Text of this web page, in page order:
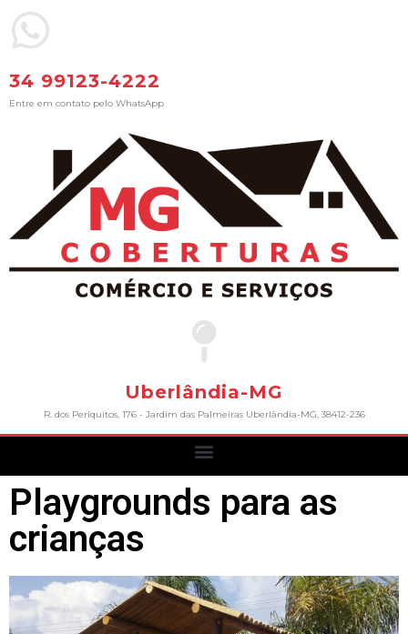
34 99123-4222
Entre em contato pelo WhatsApp
Uberlândia-MG
R. dos Periquitos, 176 - Jardim das Palmeiras Uberlândia-MG, 38412-236
Playgrounds para as
crianças